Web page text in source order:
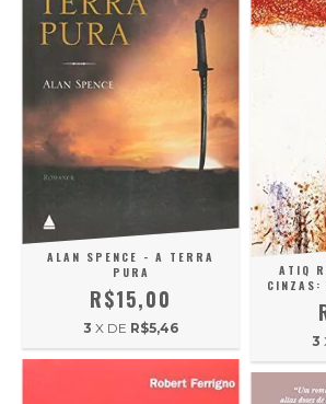
ALAN SPENCE - A TERRA
PURA
R$15,00
3 X DE R$5,46
ATIQ
CINZAS:
3